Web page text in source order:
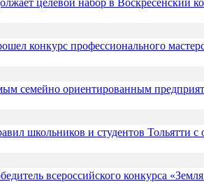
целевой набор в Воскресенский
конкурс профессионального
семейно ориентированным
школьников и студентов Тольятти
всероссийского конкурса